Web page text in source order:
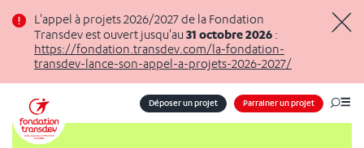
L'appel à projets 2026/2027 de la Fondation
Transdev est ouvert jusqu'au 31 octobre 2026 :
https://fondation.transdev.com/la-fondation-
transdev-lance-son-appel-a-projets-2026-2027/
Déposer un projet Parrainer un projet